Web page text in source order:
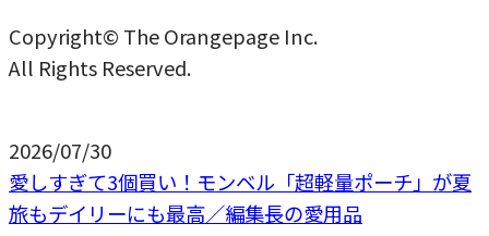
Copyright© The Orangepage Inc.
All Rights Reserved.
2026/07/30
愛しすぎて3個買い！モンベル「超軽量ポーチ」が夏
旅もデイリーにも最高／編集長の愛用品